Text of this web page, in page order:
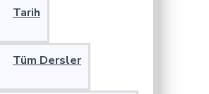
Tarih
Tüm Dersler